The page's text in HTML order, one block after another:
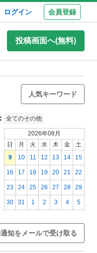
ログイン 会員登録
投稿画面へ(無料)
人気キーワード
： 全てのその他
2026年08月
日
月 火 水 木 金
土
9
10 11 12 13 14 15
16 17 18 19 20 21 22
23 24 25 26 27 28 29
30 31 1 2 3 4 5
知をメールで受け取る